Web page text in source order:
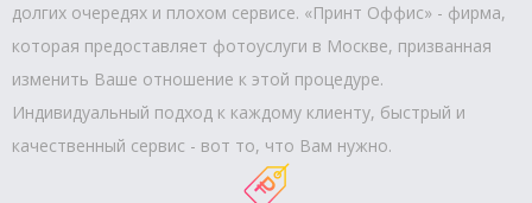
долгих очередях и плохом сервисе. «Принт Оффис» - фирма,
которая предоставляет фотоуслуги в Москве, призванная
изменить Ваше отношение к этой процедуре.
Индивидуальный подход к каждому клиенту, быстрый и
качественный сервис - вот то, что Вам нужно.